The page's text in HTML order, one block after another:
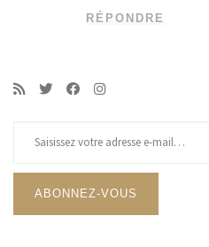
RÉPONDRE
ABONNEZ-VOUS